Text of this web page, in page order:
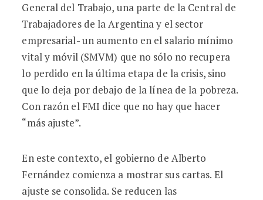
General del Trabajo, una parte de la Central de
Trabajadores de la Argentina y el sector
empresarial- un aumento en el salario mínimo
vital y móvil (SMVM) que no sólo no recupera
lo perdido en la última etapa de la crisis, sino
que lo deja por debajo de la línea de la pobreza.
Con razón el FMI dice que no hay que hacer
“más ajuste”.
En este contexto, el gobierno de Alberto
Fernández comienza a mostrar sus cartas. El
ajuste se consolida. Se reducen las